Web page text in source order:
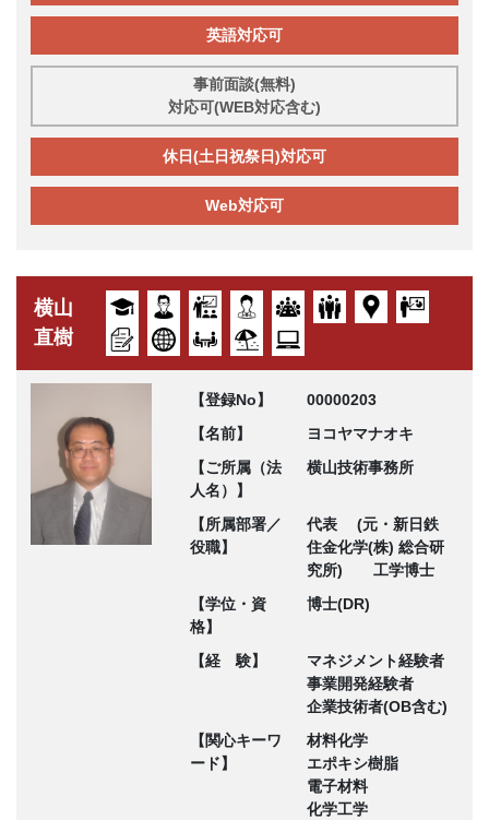
英語対応可
事前面談(無料)
対応可(WEB対応含む)
休日(土日祝祭日)対応可
Web対応可
横山
直樹
【登録No】
00000203
【名前】
ヨコヤマナオキ
【ご所属（法
人名）】
横山技術事務所
【所属部署／
役職】
代表 (元・新日鉄
住金化学(株) 総合研
究所) 工学博士
【学位・資
格】
博士(DR)
【経 験】
マネジメント経験者
事業開発経験者
企業技術者(OB含む)
【関心キーワ
ード】
材料化学
エポキシ樹脂
電子材料
化学工学